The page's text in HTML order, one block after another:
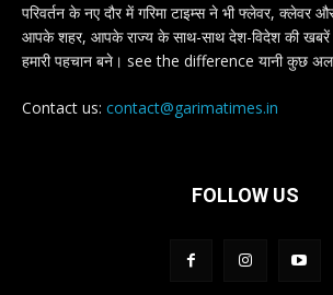
परिवर्तन के नए दौर में गरिमा टाइम्स ने भी फ्लेवर, क्लेवर
आपके शहर, आपके राज्य के साथ-साथ देश-विदेश की खबरें
हमारी पहचान बने। see the difference यानी कुछ
Contact us: contact@garimatimes.in
FOLLOW US